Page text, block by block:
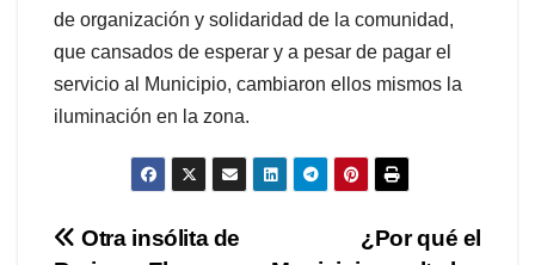
de organización y solidaridad de la comunidad,
que cansados de esperar y a pesar de pagar el
servicio al Municipio, cambiaron ellos mismos la
iluminación en la zona.
Navegación
¿Por qué el
Otra insólita de